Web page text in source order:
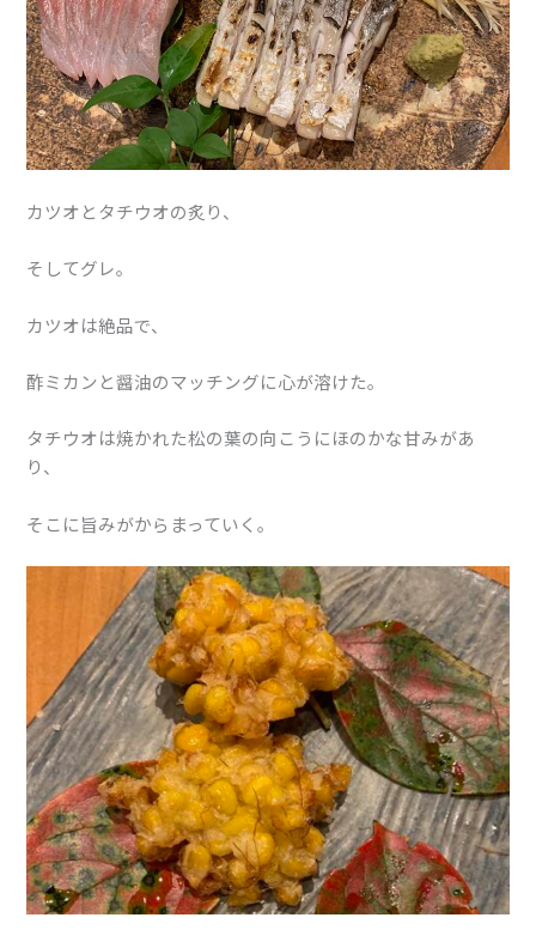
カツオとタチウオの炙り、
そしてグレ。
カツオは絶品で、
酢ミカンと醤油のマッチングに心が溶けた。
タチウオは焼かれた松の葉の向こうにほのかな甘みがあ
り、
そこに旨みがからまっていく。